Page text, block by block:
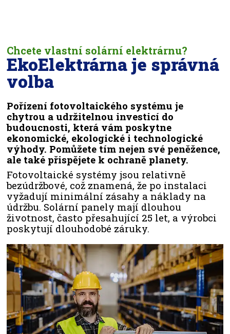
Chcete vlastní solární elektrárnu?
EkoElektrárna je správná
volba
Pořízení fotovoltaického systému je
chytrou a udržitelnou investicí do
budoucnosti, která vám poskytne
ekonomické, ekologické i technologické
výhody. Pomůžete tím nejen své peněžence,
ale také přispějete k ochraně planety.
Fotovoltaické systémy jsou relativně
bezúdržbové, což znamená, že po instalaci
vyžadují minimální zásahy a náklady na
údržbu. Solární panely mají dlouhou
životnost, často přesahující 25 let, a výrobci
poskytují dlouhodobé záruky.